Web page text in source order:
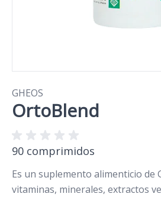
GHEOS
OrtoBlend
90 comprimidos
Es un suplemento alimenticio de
vitaminas, minerales, extractos